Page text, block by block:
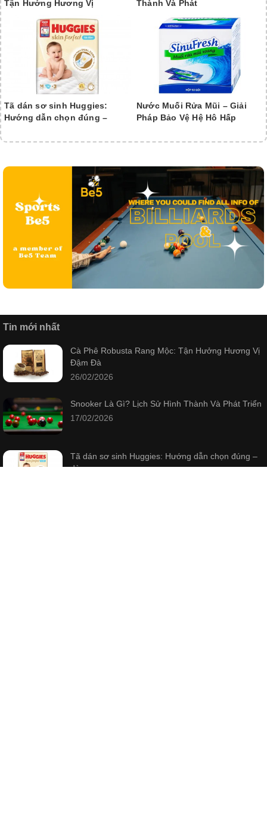
Tận Hưởng Hương Vị
Thành Và Phát
Tã dán sơ sinh Huggies:
Hướng dẫn chọn đúng –
Nước Muối Rửa Mũi – Giải
Pháp Bảo Vệ Hệ Hô Hấp
Tin mới nhất
Cà Phê Robusta Rang Mộc: Tận Hưởng Hương Vị
Đậm Đà
26/02/2026
Snooker Là Gì? Lịch Sử Hình Thành Và Phát Triển
17/02/2026
Tã dán sơ sinh Huggies: Hướng dẫn chọn đúng –
dùng